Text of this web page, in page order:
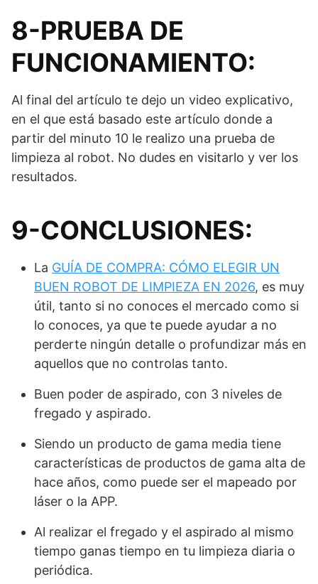
8-PRUEBA DE
FUNCIONAMIENTO:
Al final del artículo te dejo un video explicativo,
en el que está basado este artículo donde a
partir del minuto 10 le realizo una prueba de
limpieza al robot. No dudes en visitarlo y ver los
resultados.
9-CONCLUSIONES:
La GUÍA DE COMPRA: CÓMO ELEGIR UN
BUEN ROBOT DE LIMPIEZA EN 2026, es muy
útil, tanto si no conoces el mercado como si
lo conoces, ya que te puede ayudar a no
perderte ningún detalle o profundizar más en
aquellos que no controlas tanto.
Buen poder de aspirado, con 3 niveles de
fregado y aspirado.
Siendo un producto de gama media tiene
características de productos de gama alta de
hace años, como puede ser el mapeado por
láser o la APP.
Al realizar el fregado y el aspirado al mismo
tiempo ganas tiempo en tu limpieza diaria o
periódica.